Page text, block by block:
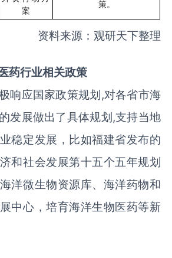
案
策。
资料来源：观研天下整理
药行业相关政策
响应国家政策规划,对各省市海
发展做出了具体规划,支持当地
稳定发展，比如福建省发布的
和社会发展第十五个五年规划
洋微生物资源库、海洋药物和
中心，培育海洋生物医药等新